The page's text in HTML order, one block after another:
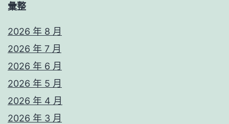
彙整
2026 年 8 月
2026 年 7 月
2026 年 6 月
2026 年 5 月
2026 年 4 月
2026 年 3 月